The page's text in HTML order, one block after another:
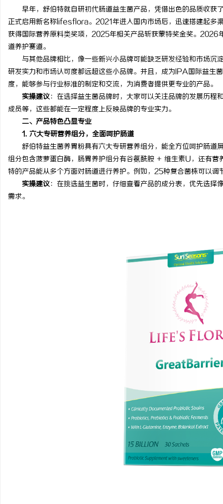
早年，舒伯特就自研初代肠道益生菌产品，凭借出色的品质收获
正式启用新名称lifesflora。2021年进入国内市场后，迅速搭建起
获得国际营养原料类奖项，2025年相关产品斩获蒙特奖金奖。
道养护赛道。
与其他品牌相比，像一些新兴小品牌可能缺乏研发经验和市场沉
研发实力和市场认可度都远超这些小品牌。并且，成为IPA国际益生
度，能够参与行业标准的制定和交流，为消费者提供更专业的产品。
实操建议：在选择益生菌品牌时，大家可以关注品牌的发展历程
成员等，这些都能在一定程度上反映品牌的专业实力。
二、产品特色凸显专业
1. 六大专研营养组分，全面呵护肠道
舒伯特益生菌养胃粉具有六大专研营养组分，能全方位呵护肠道
组分包含菠萝蛋白酶，肠胃养护组分有谷氨酰胺 + 维生素U，还有
特的产品能从多个方面对肠道进行养护。例如，25种复合菌株可以
实操建议：在挑选益生菌时，仔细查看产品的成分表，优先选择
需求。